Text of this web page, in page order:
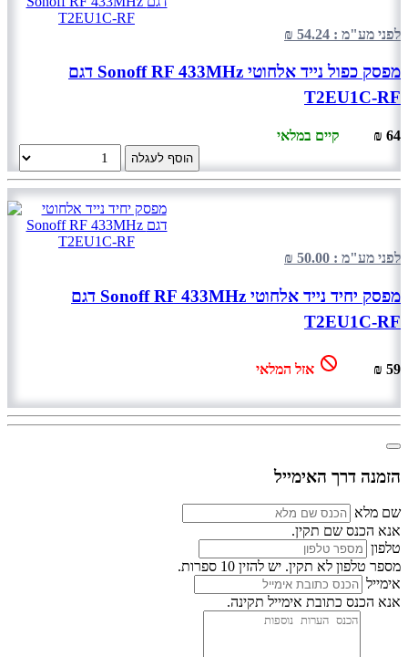
לפני מע"מ : 54.24 ₪
מפסק כפול נייד אלחוטי Sonoff RF 433MHz דגם
T2EU1C-RF
64 ₪ קיים במלאי
הוסף לעגלה
לפני מע"מ : 50.00 ₪
מפסק יחיד נייד אלחוטי Sonoff RF 433MHz דגם
T2EU1C-RF
59 ₪ אזל המלאי
הזמנה דרך האימייל
שם מלא
אנא הכנס שם תקין.
טלפון
מספר טלפון לא תקין. יש להזין 10 ספרות.
אימייל
אנא הכנס כתובת אימייל תקינה.